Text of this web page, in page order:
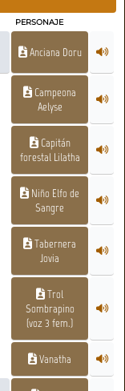
PERSONAJE
Anciana Doru
Campeona
Aelyse
Capitán
forestal Lilatha
Niño Elfo de
Sangre
Tabernera
Jovia
Trol
Sombrapino
(voz 3 fem.)
Vanatha